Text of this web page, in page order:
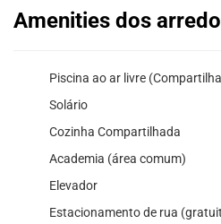
Amenities dos
Piscina ao ar livre
Solário
Cozinha Compartilhada
Academia (área comum)
Elevador
Estacionamento de rua